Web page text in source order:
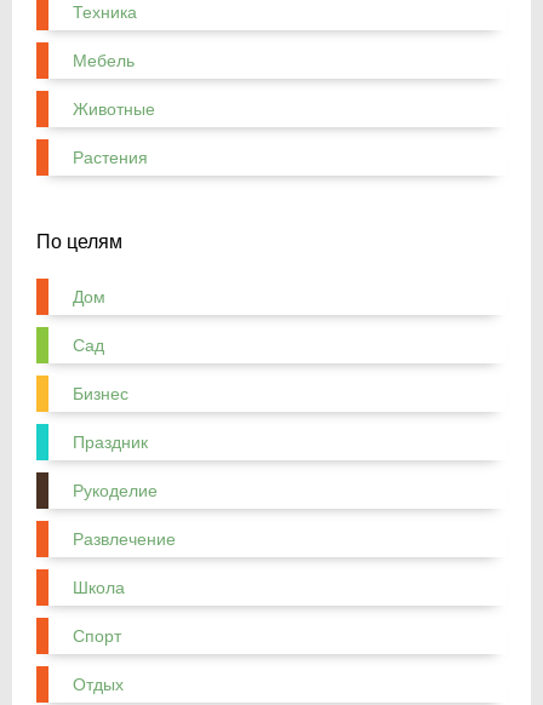
Техника
Мебель
Животные
Растения
По целям
Дом
Сад
Бизнес
Праздник
Рукоделие
Развлечение
Школа
Спорт
Отдых